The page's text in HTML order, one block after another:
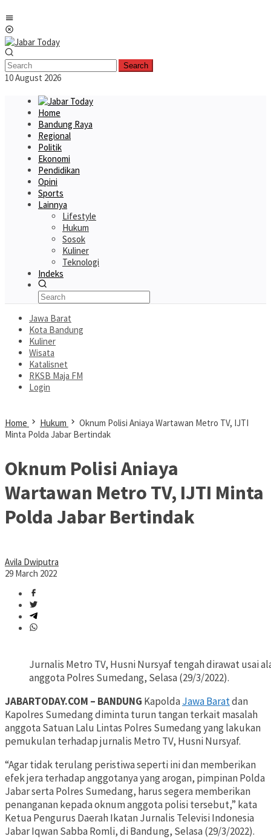
to
content
Search
10 August 2026
Home
Bandung Raya
Regional
Politik
Ekonomi
Pendidikan
Opini
Sports
Lainnya
Lifestyle
Hukum
Sosok
Kuliner
Teknologi
Indeks
Jawa Barat
Kota Bandung
Kuliner
Wisata
Katalisnet
RKSB Maja FM
Login
Home Hukum
Oknum Polisi Aniaya Wartawan Metro TV, IJTI
Minta Polda Jabar Bertindak
Oknum Polisi Aniaya
Wartawan Metro TV, IJTI Minta
Polda Jabar Bertindak
Avila Dwiputra
29 March 2022
Jurnalis Metro TV, Husni Nursyaf tengah dirawat usai
anggota Polres Sumedang, Selasa (29/3/2022).
JABARTODAY.COM – BANDUNG KapoldaJawa Baratdan
Kapolres Sumedang diminta turun tangan terkait masalah
anggota Satuan Lalu Lintas Polres Sumedang yang lakukan
pemukulan terhadap jurnalis Metro TV, Husni Nursyaf.
“Agar tidak terulang peristiwa seperti ini dan memberikan
efek jera terhadap anggotanya yang arogan, pimpinan Polda
Jabar serta Polres Sumedang, harus segera memberikan
penanganan kepada oknum anggota polisi tersebut,” kata
Ketua Pengurus Daerah Ikatan Jurnalis Televisi Indonesia
Jabar Iqwan Sabba Romli, di Bandung, Selasa (29/3/2022).